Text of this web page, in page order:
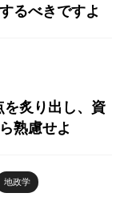
るべきですよ
を炙り出し、資
熟慮せよ
地政学